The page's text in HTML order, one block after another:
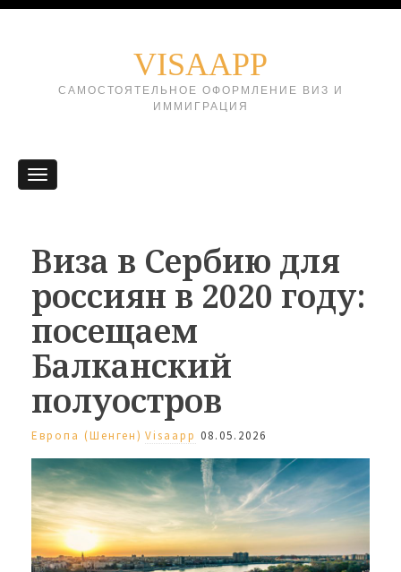
VISAAPP
САМОСТОЯТЕЛЬНОЕ ОФОРМЛЕНИЕ ВИЗ И
ИММИГРАЦИЯ
Виза в Сербию для
россиян в 2020 году:
посещаем
Балканский
полуостров
Европа (Шенген) Visaapp 08.05.2026